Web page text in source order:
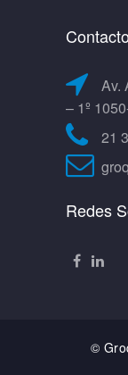
Av.
– 1º
21
Redes
©